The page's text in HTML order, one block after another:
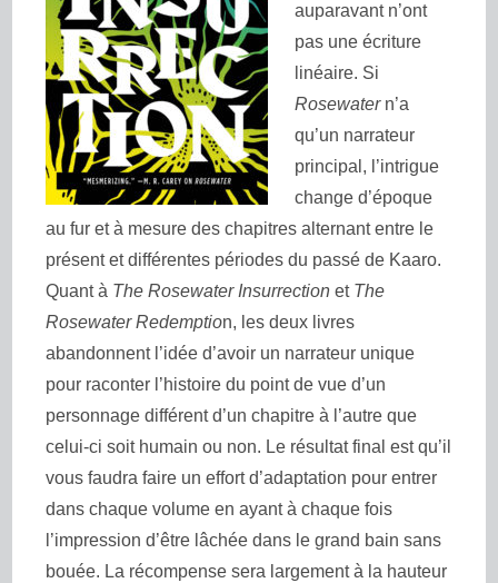
auparavant n’ont
pas une écriture
linéaire. Si
Rosewatern’a
qu’un narrateur
principal, l’intrigue
change d’époque
au fur et à mesure des chapitres alternant entre le
présent et différentes périodes du passé de Kaaro.
Quant à The Rosewater Insurrection et The
Rosewater Redemption, les deux livres
abandonnent l’idée d’avoir un narrateur unique
pour raconter l’histoire du point de vue d’un
personnage différent d’un chapitre à l’autre que
celui-ci soit humain ou non. Le résultat final est qu’il
vous faudra faire un effort d’adaptation pour entrer
dans chaque volume en ayant à chaque fois
l’impression d’être lâchée dans le grand bain sans
bouée. La récompense sera largement à la hauteur